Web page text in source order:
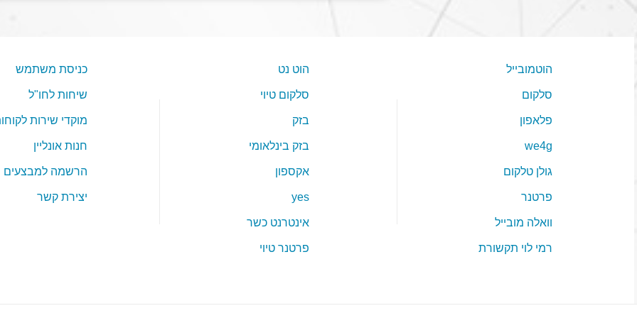
הוטמובייל
סלקום
פלאפון
we4g
גולן טלקום
פרטנר
וואלה מובייל
רמי לוי תקשורת
הוט נט
סלקום טיוי
בזק
בזק בינלאומי
אקספון
yes
אינטרנט כשר
פרטנר טיוי
כניסת משתמש
שיחות לחו"ל
מוקדי שירות
חנות אונליין
הרשמה למבצעים
יצירת קשר